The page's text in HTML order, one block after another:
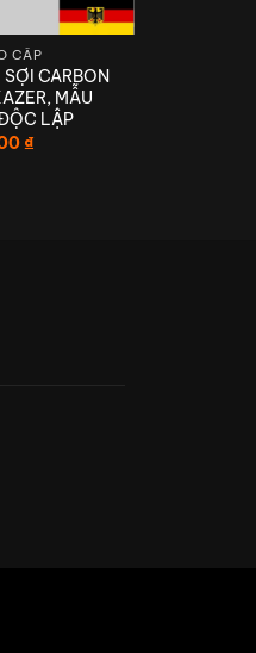
CẤP
CARBON
MẪU
LẬP
₫